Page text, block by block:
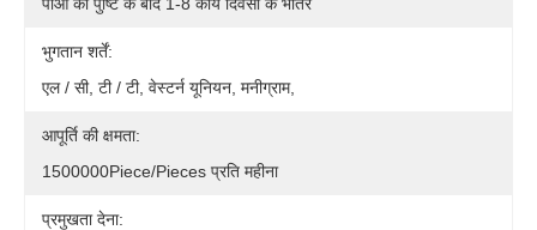
भुगतान शर्तें:
एल / सी, टी / टी, वेस्टर्न यूनियन, मनीग्राम,
आपूर्ति की क्षमता:
1500000Piece/Pieces प्रति महीना
प्रमुखता देना: